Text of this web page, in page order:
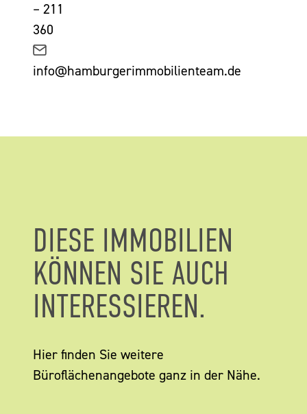
– 211
360
info@hamburgerimmobilienteam.de
DIESE IMMOBILIEN
KÖNNEN SIE AUCH
INTERESSIEREN.
Hier finden Sie weitere
Büroflächenangebote ganz in der Nähe.